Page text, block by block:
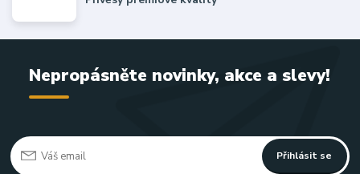
Nepropásněte novinky, akce a slevy!
Přihlásit se